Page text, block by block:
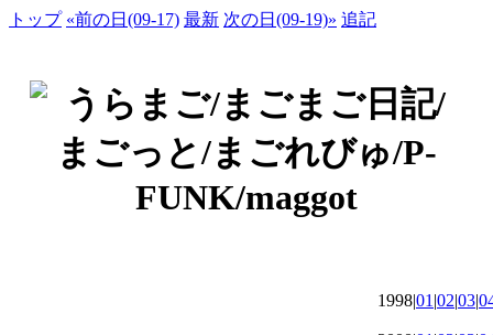
トップ «前の日(09-17) 最新 次の日(09-19)» 追記
1998|01 |02|03|